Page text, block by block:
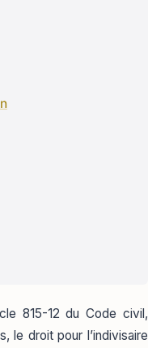
815-12 du Code civil,
le droit pour l’indivisaire